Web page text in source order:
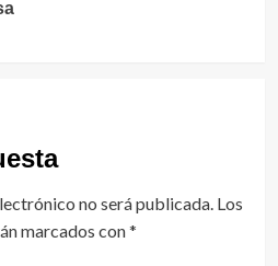
no será publicada. Los
marcados con*